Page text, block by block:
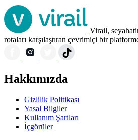
Virail,
rotaları karşılaştıran çevrimiçi bir
Hakkımızda
Gizlilik Politikası
Yasal Bilgiler
Kullanım Şartları
İçgörüler